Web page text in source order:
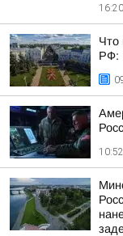
16:20
Что
РФ:
10:52